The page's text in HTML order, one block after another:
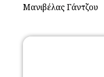
Mανιβέλας Γάντζου